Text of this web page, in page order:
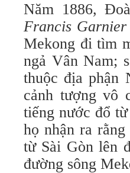
Năm 1886,
Francis Garnier
Mekong đi tìm
ngả Vân Nam;
thuộc địa phận
cảnh tượng vô
tiếng nước đổ
họ nhận ra
từ Sài Gòn lên
đường sông